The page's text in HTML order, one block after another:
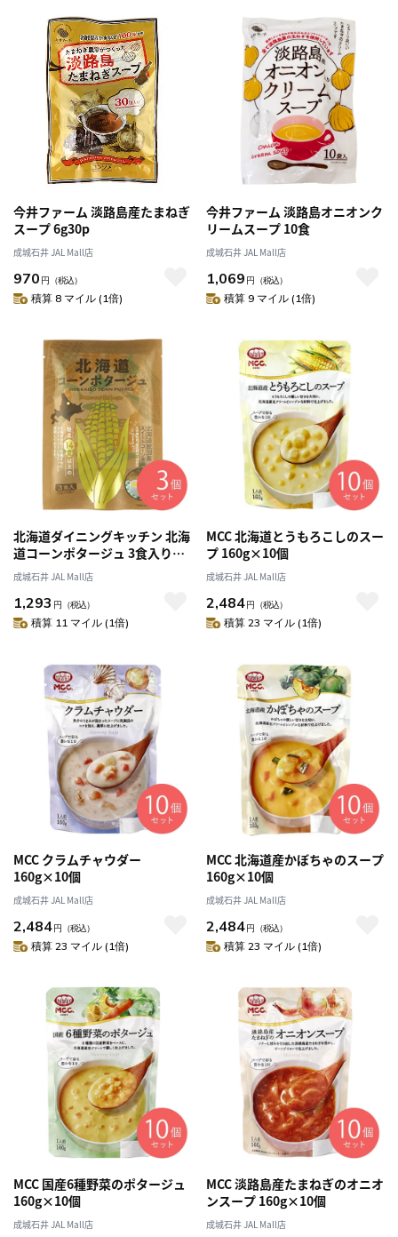
今井ファーム 淡路島産たまねぎ
スープ 6g30p
成城石井 JAL Mall店
970 円 （税込）
積算 8 マイル (1倍)
今井ファーム 淡路島オニオンク
リームスープ 10食
成城石井 JAL Mall店
1,069 円 （税込）
積算 9 マイル (1倍)
北海道ダイニングキッチン 北海
道コーンポタージュ 3食入り×3
個
成城石井 JAL Mall店
1,293 円 （税込）
積算 11 マイル (1倍)
MCC 北海道とうもろこしのスー
プ 160g×10個
成城石井 JAL Mall店
2,484円 （税込）
積算 23 マイル (1倍)
MCC クラムチャウダー
160g×10個
成城石井 JAL Mall店
2,484円 （税込）
積算 23 マイル (1倍)
MCC 北海道産かぼちゃのスープ
160g×10個
成城石井 JAL Mall店
2,484円 （税込）
積算 23 マイル (1倍)
MCC 国産6種野菜のポタージュ
160g×10個
成城石井 JAL Mall店
MCC 淡路島産たまねぎのオニオ
ンスープ 160g×10個
成城石井 JAL Mall店